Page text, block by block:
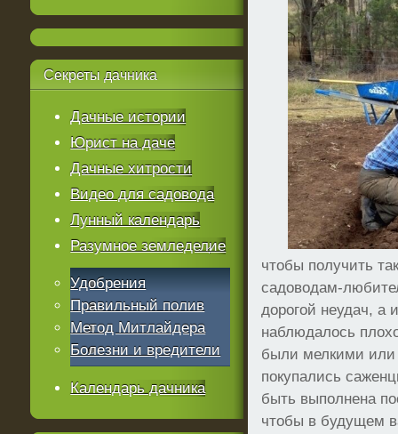
чтобы получить
садоводам-
дорогой неудач, а
наблюдалось
были мелкими или
покупались
быть выполнена
чтобы в будущем
Секреты дачника
Дачные истории
Юрист на даче
Дачные хитрости
Видео для садовода
Лунный календарь
Разумное земледелие
Удобрения
Правильный полив
Метод Митлайдера
Болезни и вредители
Календарь дачника